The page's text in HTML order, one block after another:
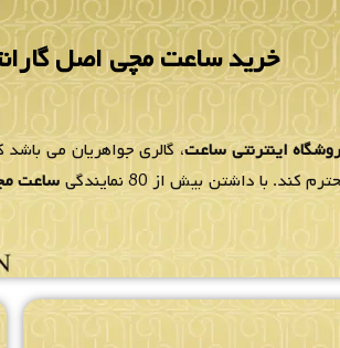
خرید ساعت مچی اصل
اینترنتی ساعت، گالری جواهریان می
با داشتن بیش از 80 نمایندگی
ساعت